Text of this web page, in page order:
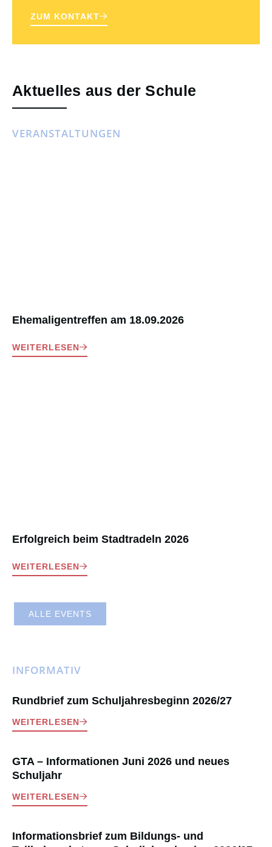
ZUM KONTAKT
Aktuelles aus der Schule
VERANSTALTUNGEN
Ehemaligentreffen am 18.09.2026
WEITERLESEN
Erfolgreich beim Stadtradeln 2026
WEITERLESEN
ALLE EVENTS
INFORMATIV
Rundbrief zum Schuljahresbeginn 2026/27
WEITERLESEN
GTA – Informationen Juni 2026 und neues
Schuljahr
WEITERLESEN
Informationsbrief zum Bildungs- und